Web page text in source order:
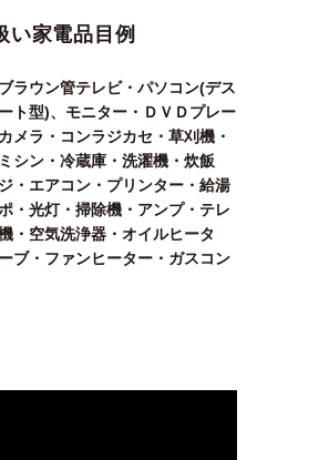
い家電品目例
ラウン管テレビ・パソコン(デス
ト型)、モニター・ＤＶＤプレー
メラ・コンラジカセ・草刈機・
シン・冷蔵庫・洗濯機・炊飯
・エアコン・プリンター・給湯
・光灯・掃除機・アンプ・テレ
・空気洗浄器・オイルヒータ
ブ・ファンヒーター・ガスコン